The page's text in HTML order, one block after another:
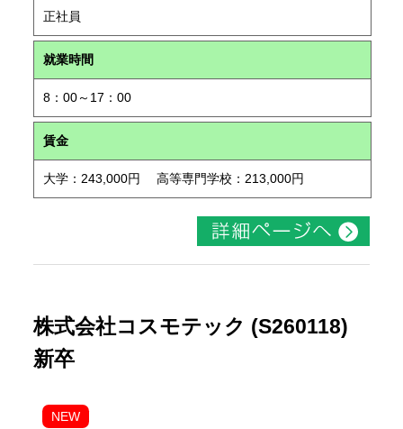
正社員
就業時間
8：00～17：00
賃金
大学：243,000円 高等専門学校：213,000円
株式会社コスモテック (S260118)
新卒
NEW